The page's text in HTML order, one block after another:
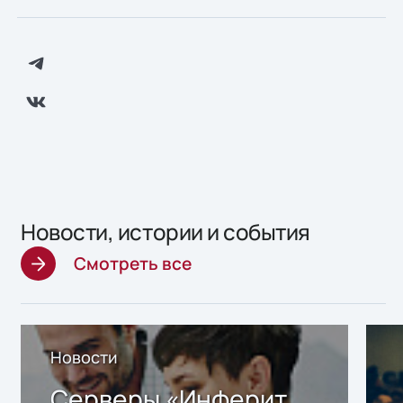
Новости, истории и события
Смотреть все
Новости